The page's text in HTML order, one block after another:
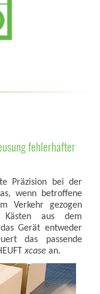
fehlerhafter
Präzision bei der
wenn betroffene
Verkehr gezogen
aus dem
Gerät entweder
das passende
xcase an.